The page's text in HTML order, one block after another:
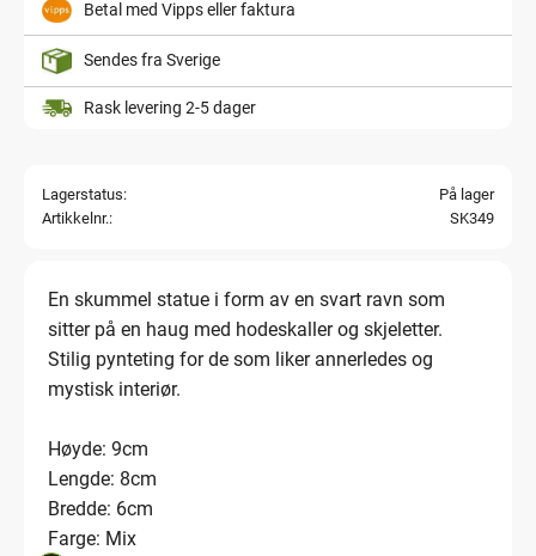
Betal med Vipps eller faktura
Sendes fra Sverige
Rask levering 2-5 dager
Lagerstatus
På lager
Artikkelnr.
SK349
En skummel statue i form av en svart ravn som
sitter på en haug med hodeskaller og skjeletter.
Stilig pynteting for de som liker annerledes og
mystisk interiør.
Høyde: 9cm
Lengde: 8cm
Bredde: 6cm
Farge: Mix